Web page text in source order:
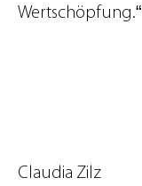
Wertschöpfung.“
Claudia Zilz